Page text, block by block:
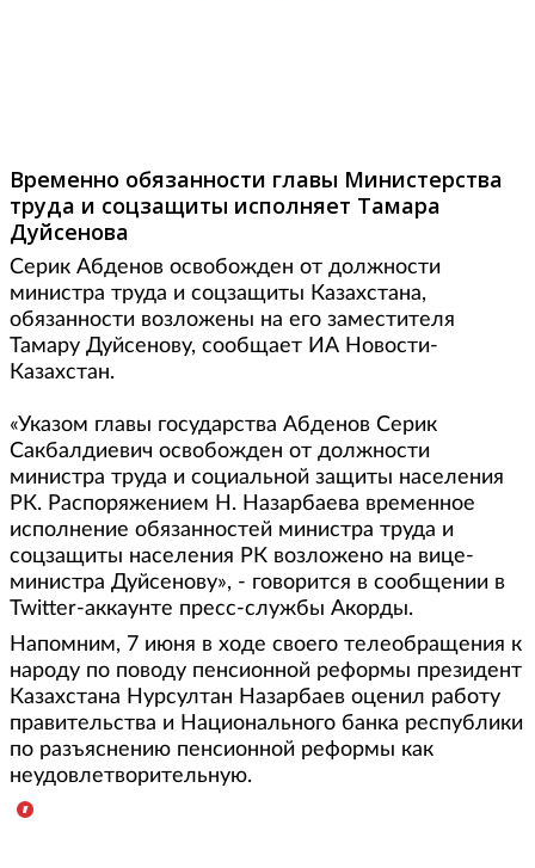
Временно обязанности главы Министерства
труда и соцзащиты исполняет Тамара
Дуйсенова
Серик Абденов освобожден от должности
министра труда и соцзащиты Казахстана,
обязанности возложены на его заместителя
Тамару Дуйсенову, сообщает ИА Новости-
Казахстан.
«Указом главы государства Абденов Серик
Сакбалдиевич освобожден от должности
министра труда и социальной защиты населения
РК. Распоряжением Н. Назарбаева временное
исполнение обязанностей министра труда и
соцзащиты населения РК возложено на вице-
министра Дуйсенову», - говорится в сообщении в
Twitter-аккаунте пресс-службы Акорды.
Напомним, 7 июня в ходе своего телеобращения к
народу по поводу пенсионной реформы президент
Казахстана Нурсултан Назарбаев оценил работу
правительства и Национального банка республики
по разъяснению пенсионной реформы как
неудовлетворительную.